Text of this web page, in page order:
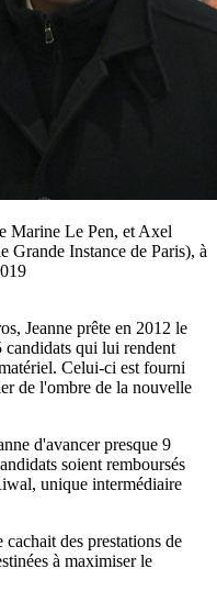
Marine Le Pen, et Axel
Grande Instance de Paris), à
Jeanne prête en 2012 le
qui lui rendent
Celui-ci est fourni
de l'ombre de la nouvelle
d'avancer presque 9
soient remboursés
unique intermédiaire
des prestations de
à maximiser le